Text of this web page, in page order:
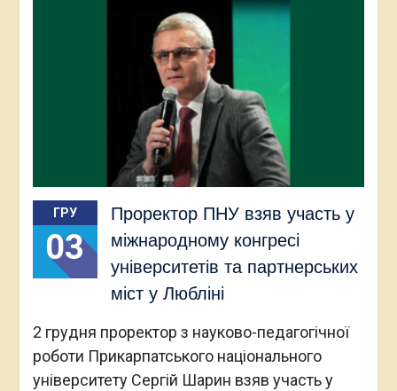
ГРУ
03
Проректор ПНУ взяв участь у
міжнародному конгресі
університетів та партнерських
міст у Любліні
2 грудня проректор з науково-педагогічної
роботи Прикарпатського національного
університету Сергій Шарин взяв участь у